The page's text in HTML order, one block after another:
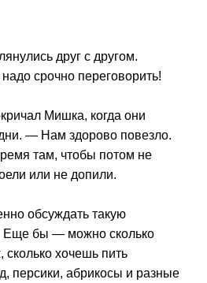
друг с другом.
срочно переговорить!
Мишка, когда они
— Нам здорово повезло.
там, чтобы потом не
или не допили.
обсуждать такую
Еще бы — можно сколько
хочешь пить
персики, абрикосы и разные